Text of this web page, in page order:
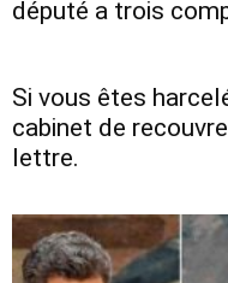
député a trois
Si vous êtes
cabinet de
lettre.